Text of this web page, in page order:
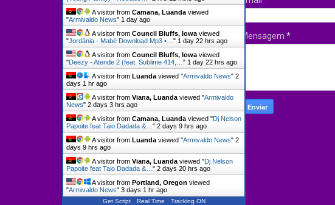
A visitor from Camana, Luanda viewed
"Armivaldo News" 1 day ago
A visitor from Council Bluffs, Iowa viewed
"Jordânia - Mabé Download Mp3 •… " 1 day 22 hrs ago
A visitor from Council Bluffs, Iowa viewed
"Deezy - Atende 2 (feat. Sublime 414,… " 1 day 22 hrs ago
A visitor from Luanda viewed "Armivaldo News" 2
days 1 hr ago
A visitor from Viana, Luanda viewed "Armivaldo
News" 2 days 3 hrs ago
A visitor from Camana, Luanda viewed "Dj Nelson
Papoite feat Taio Dadada &… " 2 days 9 hrs ago
A visitor from Luanda viewed "Armivaldo News" 2
days 9 hrs ago
A visitor from Viana, Luanda viewed "Dj Nelson
Papoite feat Taio Dadada &… " 2 days 20 hrs ago
A visitor from Portland, Oregon viewed
"Armivaldo News" 3 days 1 hr ago
Get Script Real Time Tracking ON
Mensagem *